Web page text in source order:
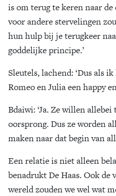
is om terug te keren naar
voor andere stervelingen
hun hulp bij je terugkeer
goddelijke principe.’
Sleutels, lachend: ‘Dus als
Romeo en Julia een happy
Bdaiwi: ‘Ja. Ze willen
oorsprong. Dus ze worden
maken naar dat begin van
Een relatie is niet alleen
benadrukt De Haas. Ook de
wereld zouden we wel wat